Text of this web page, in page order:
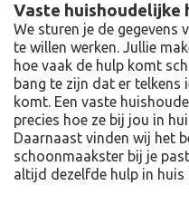
Vaste huishoudelijke
We sturen je de gegevens
te willen werken. Jullie
hoe vaak de hulp komt
bang te zijn dat er telkens
komt. Een vaste
precies hoe ze bij jou in
Daarnaast vinden wij het
schoonmaakster bij je
altijd dezelfde hulp in huis